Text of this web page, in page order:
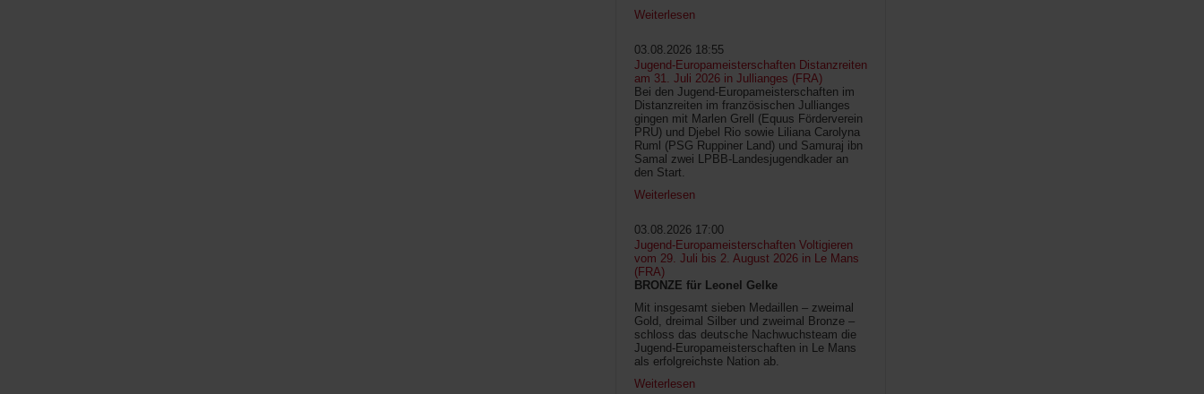
Weiterlesen
03.08.2026 18:55
Jugend-Europameisterschaften Distanzreiten
am 31. Juli 2026 in Jullianges (FRA)
Bei den Jugend-Europameisterschaften im
Distanzreiten im französischen Jullianges
gingen mit Marlen Grell (Equus Förderverein
PRU) und Djebel Rio sowie Liliana Carolyna
Ruml (PSG Ruppiner Land) und Samuraj ibn
Samal zwei LPBB-Landesjugendkader an
den Start.
Weiterlesen
03.08.2026 17:00
Jugend-Europameisterschaften Voltigieren
vom 29. Juli bis 2. August 2026 in Le Mans
(FRA)
BRONZE für Leonel Gelke
Mit insgesamt sieben Medaillen – zweimal
Gold, dreimal Silber und zweimal Bronze –
schloss das deutsche Nachwuchsteam die
Jugend-Europameisterschaften in Le Mans
als erfolgreichste Nation ab.
Weiterlesen